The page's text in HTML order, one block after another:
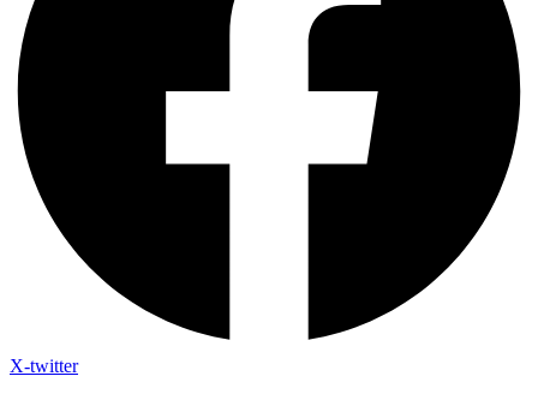
X-twitter